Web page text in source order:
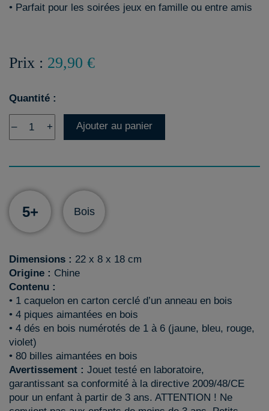
• Parfait pour les soirées jeux en famille ou entre amis
Prix : 29,90 €
Quantité :
– + Ajouter au panier
5+ Bois
Dimensions : 22 x 8 x 18 cm
Origine : Chine
Contenu :
• 1 caquelon en carton cerclé d’un anneau en bois
• 4 piques aimantées en bois
• 4 dés en bois numérotés de 1 à 6 (jaune, bleu, rouge,
violet)
• 80 billes aimantées en bois
Avertissement : Jouet testé en laboratoire,
garantissant sa conformité à la directive 2009/48/CE
pour un enfant à partir de 3 ans. ATTENTION ! Ne